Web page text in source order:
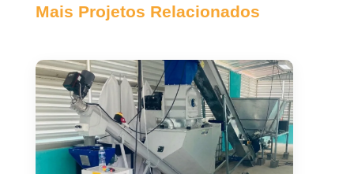
Mais Projetos Relacionados